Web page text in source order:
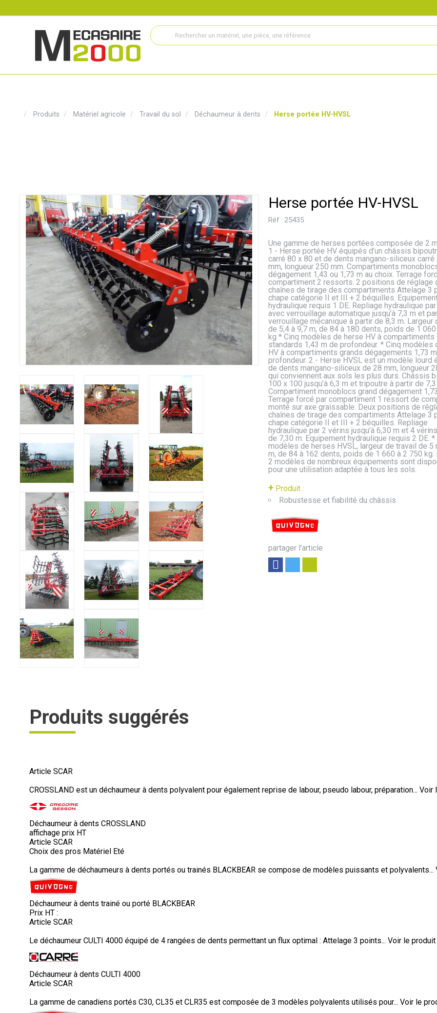
Produits Matériel agricole Travail du sol Déchaumeur à dents Herse portée HV-HVSL
Herse portée HV-HVSL
Réf : 25435
+ Produit :
Robustesse et fiabilité du châssis
partager l'article
Une gamme de herses portées composée de 2
1 - Herse portée HV équipés d’un châssis
carré 80 x 80 et de dents mangano-siliceux carré
mm, longueur 250 mm. Compartiments
dégagement 1,43 ou 1,73 m au choix. Terrage
compartiment 2 ressorts. 2 positions de réglage
chaînes de tirage des compartiments Attelage 3
chape catégorie II et III + 2 béquilles.
hydraulique requis 1 DE. Repliage hydraulique
avec verrouillage automatique jusqu’à 7,3 m et
verrouillage mécanique à partir de 8,3 m. Largeur
de 5,4 à 9,7 m, de 84 à 180 dents, poids de 1
kg * Cinq modèles de herse HV à compartiments
standards 1,43 m de profondeur. * Cinq modèles
HV à compartiments grands dégagements 1,73
profondeur. 2 - Herse HVSL est un modèle lourd
de dents mangano-siliceux de 28 mm, longueur
qui conviennent aux sols les plus durs. Châssis
100 x 100 jusqu’à 6,3 m et tripoutre à partir de 7,3
Compartiment monoblocs grand dégagement
Terrage forcé par compartiment 1 ressort de
monté sur axe graissable. Deux positions de
chaînes de tirage des compartiments Attelage 3
chape catégorie II et III + 2 béquilles. Repliage
hydraulique par 2 vérins jusqu’à 6,30 m et 4
de 7,30 m. Equipement hydraulique requis 2 DE. *
modèles de herses HVSL, largeur de travail de 5
m, de 84 à 162 dents, poids de 1 660 à 2 750 kg.
2 modèles de nombreux équipements sont
pour une utilisation adaptée à tous les sols.
Produits suggérés
Article SCAR
CROSSLAND est un déchaumeur à dents polyvalent pour également reprise de labour, pseudo labour, préparation... Voir
Déchaumeur à dents CROSSLAND
affichage prix HT
Article SCAR
Choix des pros Matériel Eté
La gamme de déchaumeurs à dents portés ou trainés BLACKBEAR se compose de modèles puissants et polyvalents...
Déchaumeur à dents trainé ou porté BLACKBEAR
Prix HT :
Article SCAR
Le déchaumeur CULTI 4000 équipé de 4 rangées de dents permettant un flux optimal : Attelage 3 points... Voir le produit
Déchaumeur à dents CULTI 4000
Article SCAR
La gamme de canadiens portés C30, CL35 et CLR35 est composée de 3 modèles polyvalents utilisés pour... Voir le